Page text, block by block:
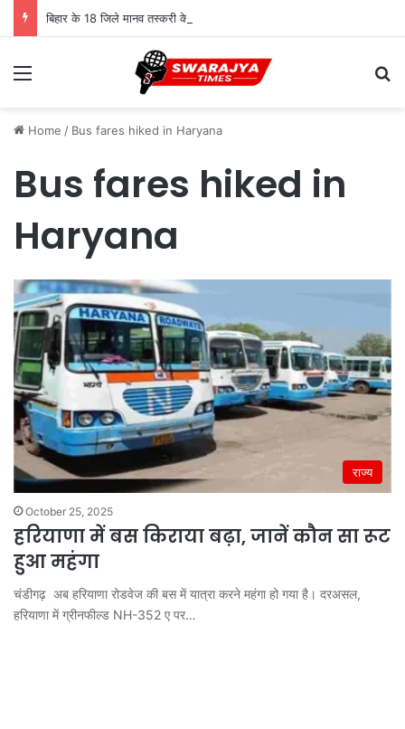
Menu
Home / Bus fares hiked in Haryana
Bus fares hiked in
Haryana
राज्य
October 25, 2025
हरियाणा में बस किराया बढ़ा, जानें कौन सा रूट
हुआ महंगा
चंडीगढ़ अब हरियाणा रोडवेज की बस में यात्रा करने महंगा हो गया है। दरअसल,
हरियाणा में ग्रीनफील्ड NH-352 ए पर…